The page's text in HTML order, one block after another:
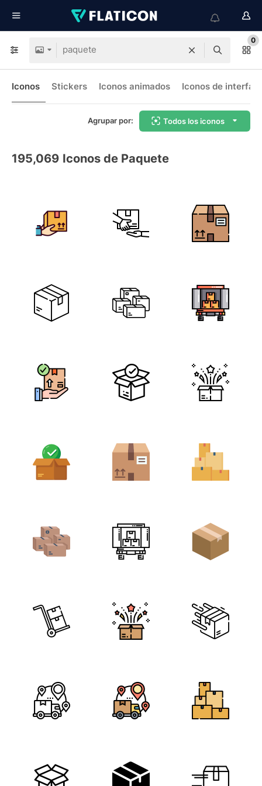
0
Iconos Stickers Iconos animados Iconos de interfaz
Agrupar por: Todos los iconos
195,069 Iconos de Paquete